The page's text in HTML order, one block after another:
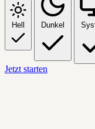
Hell Dunkel
Jetzt starten